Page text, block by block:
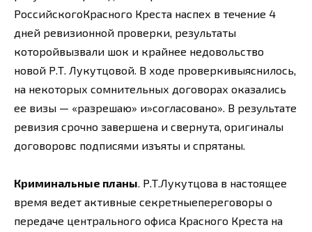
РоссийскогоКрасного Креста наспех в течение 4
дней ревизионной проверки, результаты
которойвызвали шок и крайнее недовольство
новой Р.Т. Лукутцовой. В ходе проверкивыяснилось,
на некоторых сомнительных договорах оказались
ее визы — «разрешаю» и»согласовано». В результате
ревизия срочно завершена и свернута, оригиналы
договоровс подписями изъяты и спрятаны.
Криминальные планы. Р.Т.Лукутцова в настоящее
время ведет активные секретныепереговоры о
передаче центрального офиса Красного Креста на